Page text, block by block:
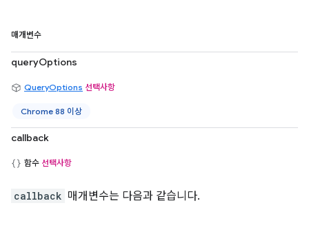
매개변수
queryOptions
QueryOptions 선택사항
Chrome 88 이상
callback
함수 선택사항
callback 매개변수는 다음과 같습니다.